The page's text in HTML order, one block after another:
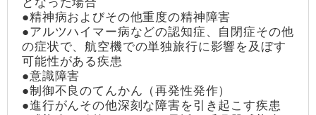
●精神病およびその他重度の精神障害
●アルツハイマー病などの認知症、自閉症その他
の症状で、航空機での単独旅行に影響を及ぼす
可能性がある疾患
●意識障害
●制御不良のてんかん（再発性発作）
●進行がんその他深刻な障害を引き起こす疾患